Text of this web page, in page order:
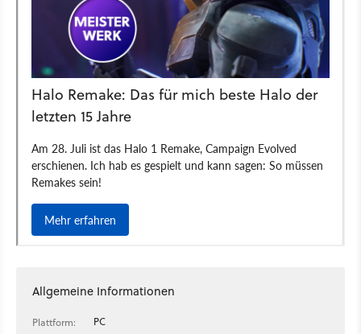
Allgemeine Informationen
Plattform:
PC